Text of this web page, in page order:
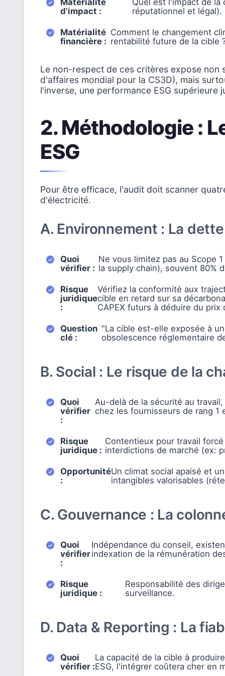
d'impact :
réputationnel et légal).
Matérialité
financière :
Comment le changement
rentabilité future de la cible
Le non-respect de ces critères expose non
d'affaires mondial pour la CS3D), mais
l'inverse, une performance ESG supérieure
2. Méthodologie :
ESG
Pour être efficace, l'audit doit scanner
d'électricité.
A. Environnement : La
Quoi
vérifier :
Ne vous limitez pas au Scope
la supply chain), souvent 80%
Risque
juridique
:
Vérifiez la conformité aux
cible en retard sur sa
CAPEX futurs à déduire du prix
Question
clé :
"La cible est-elle exposée à
obsolescence réglementaire
B. Social : Le risque de la
Quoi
vérifier
:
Au-delà de la sécurité au
chez les fournisseurs de rang 1
Risque
juridique :
Contentieux pour travail
interdictions de marché (ex:
Opportunité
:
Un climat social apaisé et
intangibles valorisables
C. Gouvernance : La
Quoi
vérifier
:
Indépendance du conseil,
indexation de la rémunération
Risque
juridique :
Responsabilité des
surveillance.
D. Data & Reporting : La
Quoi
vérifier :
La capacité de la cible à
ESG, l'intégrer coûtera cher en